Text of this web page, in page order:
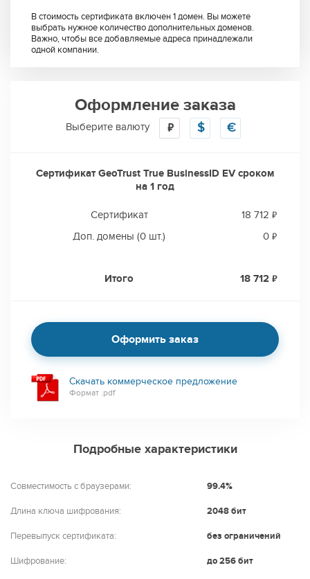
В стоимость сертификата включен 1 домен. Вы можете
выбрать нужное количество дополнительных доменов.
Важно, чтобы все добавляемые адреса принадлежали
одной компании.
Оформление заказа
Выберите валюту ₽ $ €
Сертификат GeoTrust True BusinessID EV сроком
на 1 год
Сертификат
18 712 ₽
Доп. домены (0 шт.) 0 ₽
Итого 18 712 ₽
Оформить заказ
Скачать коммерческое предложение
Формат .pdf
Подробные характеристики
Совместимость с браузерами: 99.4%
Длина ключа шифрования: 2048 бит
Перевыпуск сертификата: без ограничений
Шифрование: до 256 бит